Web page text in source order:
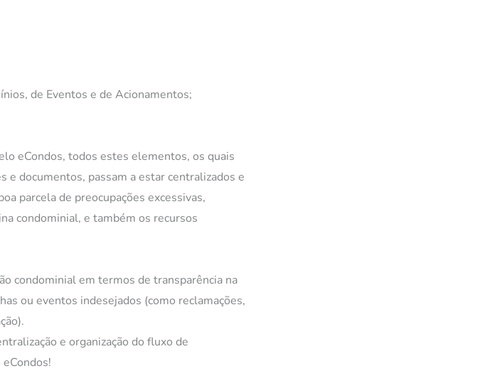
de Eventos e de Acionamentos;
eCondos, todos estes elementos, os quais
documentos, passam a estar centralizados e
parcela de preocupações excessivas,
condominial, e também os recursos
condominial em termos de transparência na
ou eventos indesejados (como reclamações,
e organização do fluxo de